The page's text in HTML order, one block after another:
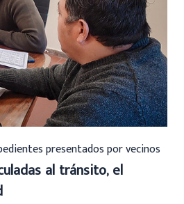
presentados por vecinos
al tránsito, el